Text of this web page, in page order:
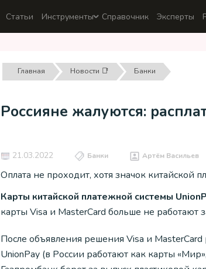
Статьи Инструменты Справочник Эксперты
Главная Новости 📑 Банки
Россияне жалуются:
21.03.2022 Банки Артём Васильев
Оплата не проходит, хотя значок китайской
Карты китайской платежной системы
карты Visa и MasterCard больше не
После объявления решения Visa и
UnionPay (в России работают как карты